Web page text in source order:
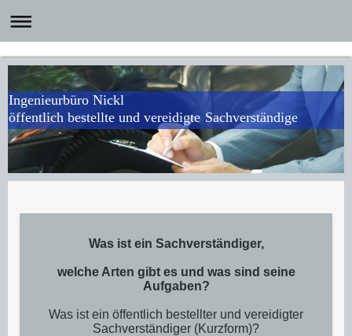
Ingenieurbüro Nickl
öffentlich bestellte und vereidigte Sachverständige
Was ist ein Sachverständiger,
welche Arten gibt es und was sind seine
Aufgaben?
Was ist ein öffentlich bestellter und vereidigter
Sachverständiger (Kurzform)?